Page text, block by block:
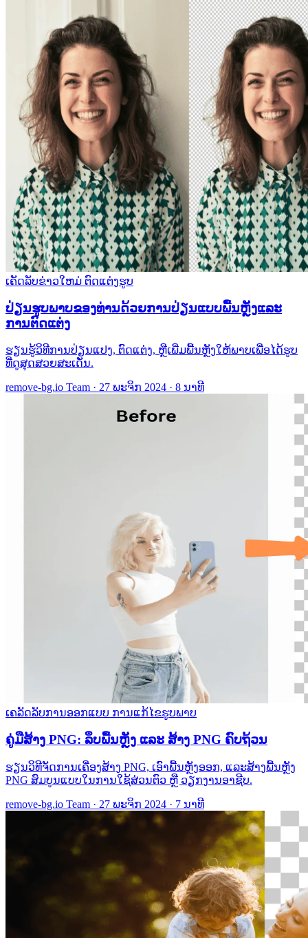
ເຄັດລັບຂ່າວໃຫມ່ ຕົດແຕ່ງຮູບ
ປ່ຽນຮູບພາບຂອງທ່ານດ້ວຍການປ່ຽນແບບພື້ນຫຼັງແລະ
ການຕົດແຕ່ງ
ຮຽນຮູ້ວິທີການປ່ຽນແປງ, ຕົດແຕ່ງ, ຫຼືເພີ່ມພື້ນຫຼັງໃຫ້ພາບເພື່ອໄດ້ຮູບ
ທີ່ດູສຸດສວຍສະເດັ່ນ.
remove-bg.io Team · 27 ພະຈິກ 2024 · 8 ນາທີ
ເຄລັດລັບການອອກແບບ ການແກ້ໄຂຮູບພາບ
ຄູ່ມືສ້າງ PNG: ລຶບພື້ນຫຼັງ ແລະ ສ້າງ PNG ຄົບຖ້ວນ
ຮຽນວິທີຈັດການເຄື່ອງສ້າງ PNG, ເອົາພື້ນຫຼັງອອກ, ແລະສ້າງພື້ນຫຼັງ
PNG ສົມບູນແບບໃນການໃຊ້ສ່ວນຕົວ ຫຼື ວຽກງານອາຊີບ.
remove-bg.io Team · 27 ພະຈິກ 2024 · 7 ນາທີ